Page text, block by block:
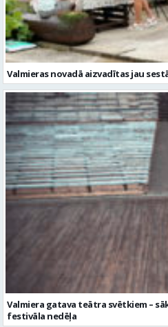
Valmieras novadā aizvadītas jau
Valmiera gatava teātra svētkiem –
festivāla nedēļa